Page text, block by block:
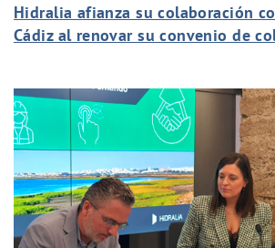
Hidralia afianza su colaboración
Cádiz al renovar su convenio de